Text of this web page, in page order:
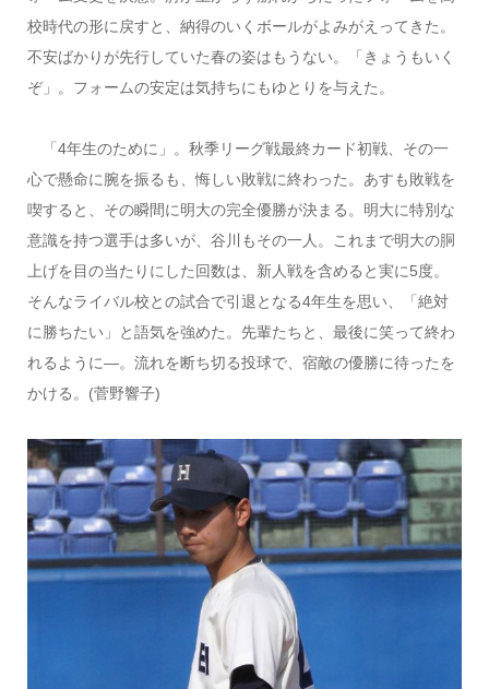
校時代の形に戻すと、納得のいくボールがよみがえってきた。
不安ばかりが先行していた春の姿はもうない。「きょうもいく
ぞ」。フォームの安定は気持ちにもゆとりを与えた。
「4年生のために」。秋季リーグ戦最終カード初戦、その一
心で懸命に腕を振るも、悔しい敗戦に終わった。あすも敗戦を
喫すると、その瞬間に明大の完全優勝が決まる。明大に特別な
意識を持つ選手は多いが、谷川もその一人。これまで明大の胴
上げを目の当たりにした回数は、新人戦を含めると実に5度。
そんなライバル校との試合で引退となる4年生を思い、「絶対
に勝ちたい」と語気を強めた。先輩たちと、最後に笑って終わ
れるように―。流れを断ち切る投球で、宿敵の優勝に待ったを
かける。(菅野響子)